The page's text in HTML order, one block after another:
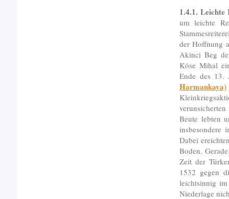
1.4.1.
um leichte
der Hoffnung
Akinci Beg
Köse Mihal
Ende des 13.
Harmankaya)
Beute lebten
insbesondere
Dabei
Boden.
Zeit der
1532 gegen
leichtsinnig
Niederlage